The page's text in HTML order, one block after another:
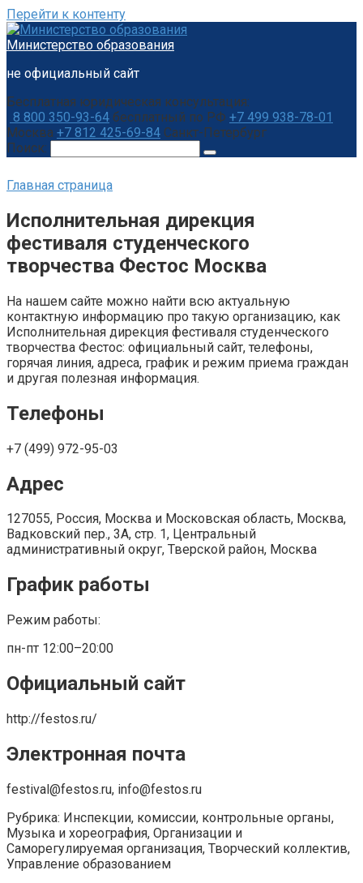
Перейти к контенту
Министерство образования
не официальный сайт
Бесплатная юридическая консультация:
8 800 350-93-64 бесплатный по РФ +7 499 938-78-01
Москва +7 812 425-69-84 Санкт-Петербург
Поиск:
Главная страница
Исполнительная дирекция
фестиваля студенческого
творчества Фестос Москва
На нашем сайте можно найти всю актуальную
контактную информацию про такую организацию, как
Исполнительная дирекция фестиваля студенческого
творчества Фестос: официальный сайт, телефоны,
горячая линия, адреса, график и режим приема граждан
и другая полезная информация.
Телефоны
+7 (499) 972-95-03
Адрес
127055, Россия, Москва и Московская область, Москва,
Вадковский пер., 3А, стр. 1, Центральный
административный округ, Тверской район, Москва
График работы
Режим работы:
пн-пт 12:00–20:00
Официальный сайт
http://festos.ru/
Электронная почта
festival@festos.ru, info@festos.ru
Рубрика: Инспекции, комиссии, контрольные органы,
Музыка и хореография, Организации и
Саморегулируемая организация, Творческий коллектив,
Управление образованием